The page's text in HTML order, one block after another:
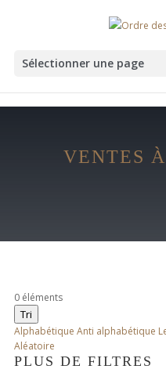
Sélectionner une page
VENTES
0éléments
Tri
Alphabétique Anti alphabétique
Aléatoire
PLUS DE FILTRES